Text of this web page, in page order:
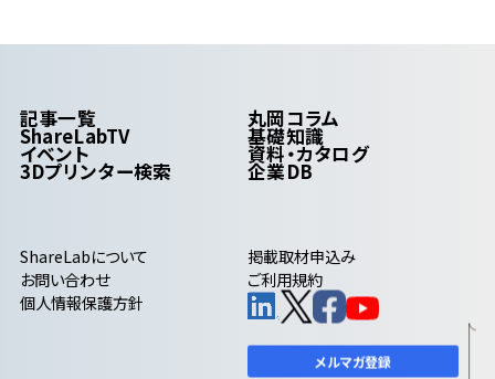
記事一覧 丸岡コラム
ShareLabTV 基礎知識
イベント 資料・カタログ
3Dプリンター検索 企業DB
メルマガ登録
ShareLabについて
掲載取材申込み
お問い合わせ
ご利用規約
個人情報保護方針